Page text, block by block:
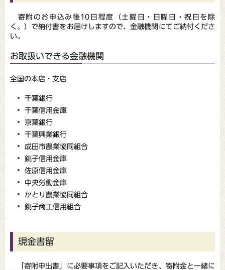
寄附のお申込み後10日程度（土曜日・日曜日・祝日を除
く。）で納付書をお届けしますので、金融機関にてご納付くださ
い。
お取扱いできる金融機関
全国の本店・支店
千葉銀行
千葉信用金庫
京葉銀行
千葉興業銀行
成田市農業協同組合
銚子信用金庫
佐原信用金庫
中央労働金庫
かとり農業協同組合
銚子商工信用組合
現金書留
「寄附申出書」に必要事項をご記入いただき、寄附金と一緒に